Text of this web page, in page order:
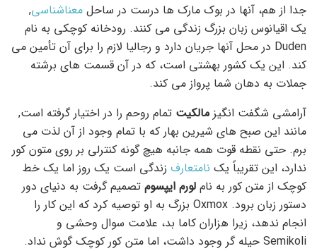
جدا از هم، آنها در بوک مارک ها درست در ساحل معناشناسی,
یک اقیانوس زبان بزرگ زندگی می کنند. رودخانه کوچکی به نام
Duden در محل آنها جریان دارد و رجالیا لازم را برای آن تأمین می
کند. این یک کشور بهشتی است، که در آن قسمت های برشته
جملات به دهان شما پرواز می کند.
آرامشی شگفت انگیز مالکیت تمام روحم را در اختیار گرفته است,
مانند این صبح های شیرین بهار که با تمام وجود از آن لذت می
برم. حتی نقطه قوت همه جانبه هیچ گونه کنترلی بر روی متون کور
ندارد، این تقریباً یک نامتعارف زندگی است یک روز اما یک خط
کوچک از متن کور به نام لورم ایپسوم تصمیم گرفت به دنیای دور
دستور زبان برود. Oxmox بزرگ به او توصیه کرد که این کار را
انجام ندهد، زیرا هزاران کاما بد، علامت سوال وحشی و
Semikoli حیله گر وجود داشت، اما متن کور کوچک گوش نداد.